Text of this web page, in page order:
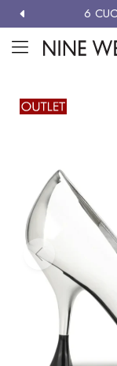
6

Términos y condiciones